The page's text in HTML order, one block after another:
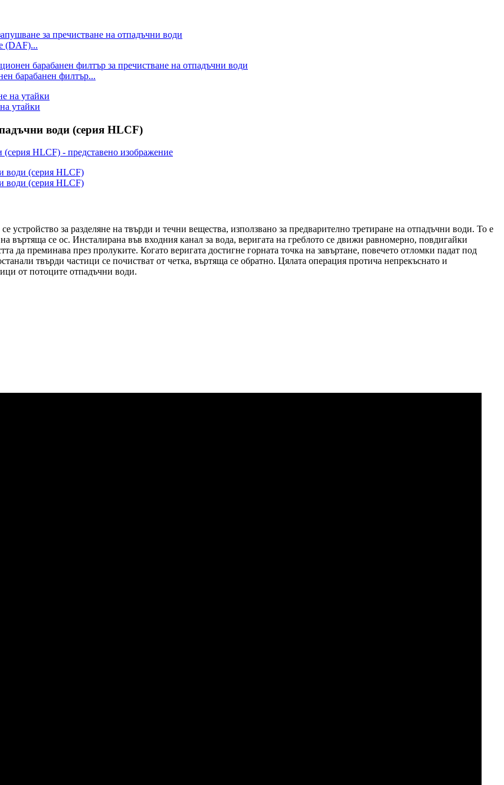
(DAF)...
барабанен филтър...
утайки
води (серия HLCF)
устройство за разделяне на твърди и течни вещества, използвано за предварително третиране на отпадъчни води. То е
въртяща се ос. Инсталирана във входния канал за вода, веригата на греблото се движи равномерно, повдигайки
да преминава през пролуките. Когато веригата достигне горната точка на завъртане, повечето отломки падат под
твърди частици се почистват от четка, въртяща се обратно. Цялата операция протича непрекъснато и
от потоците отпадъчни води.